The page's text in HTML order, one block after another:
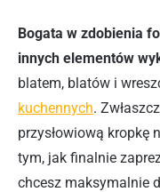
Bogata w zdobienia
innych elementów
blatem, blatów i
kuchennych.
przysłowiową kropkę
tym, jak finalnie
chcesz maksymalnie